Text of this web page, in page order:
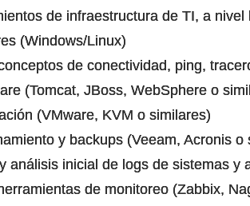
de infraestructura de TI, a nivel
(Windows/Linux)
de conectividad, ping,
(Tomcat, JBoss, WebSphere o
(VMware, KVM o similares)
y backups (Veeam, Acronis o
análisis inicial de logs de sistemas y
de monitoreo (Zabbix,